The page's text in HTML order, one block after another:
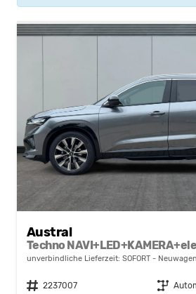
Austral
unverbindliche Lieferzeit: SOFORT
Fahrzeugnr. 2237007 Getriebe